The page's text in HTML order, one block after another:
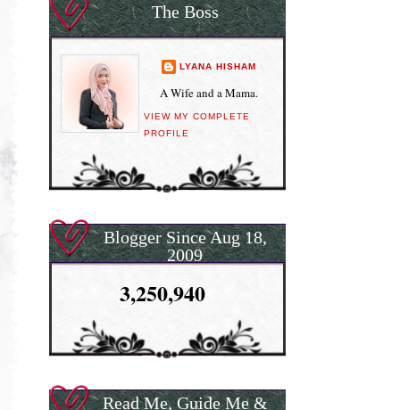
The Boss
LYANA HISHAM
A Wife and a Mama.
VIEW MY COMPLETE
PROFILE
Blogger Since Aug 18,
2009
3,250,940
Read Me, Guide Me &